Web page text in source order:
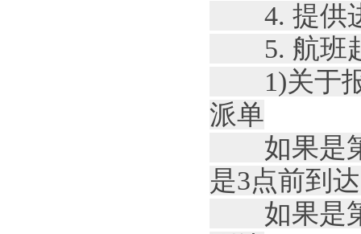
4. 提供进
5. 航班起
1)关于报
派单
如果是第
是3点前到
如果是第